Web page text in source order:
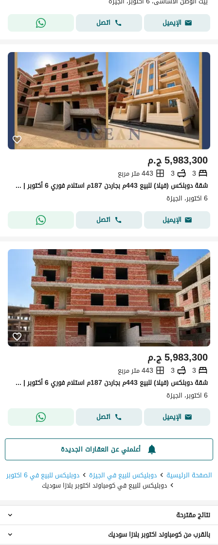
الإيميل
اتصل
ج.م5,983,300
3
3
443 متر مربع
شقة دوبلكس (فيلا) للبيع 443م بجاردن 187م استلام فوري 6 أكتوبر | على بعد خطوات من مطار سفنكس
6 اكتوبر، الجيزة
الإيميل
اتصل
ج.م5,983,300
3
3
443 متر مربع
شقة دوبلكس (فيلا) للبيع 443م بجاردن 187م استلام فوري 6 أكتوبر | تطل على كومباوند جنة
6 اكتوبر، الجيزة
الإيميل
اتصل
أعلمني عن العقارات الجديدة
الصفحة الرئيسية
دوبليكس للبيع في الجيزة دوبليكس للبيع في 6 اكتوبر
دوبليكس للبيع في كومباوند اكتوبر بلازا سوديك
دوبليكس 3 غرف نوم للبيع في كومباوند اكتوبر بلازا سوديك
نتائج مقترحة
بالقرب من كومباوند اكتوبر بلازا سوديك